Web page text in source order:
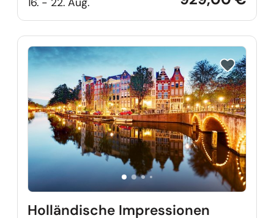
Reise auf
Holländische Impressionen